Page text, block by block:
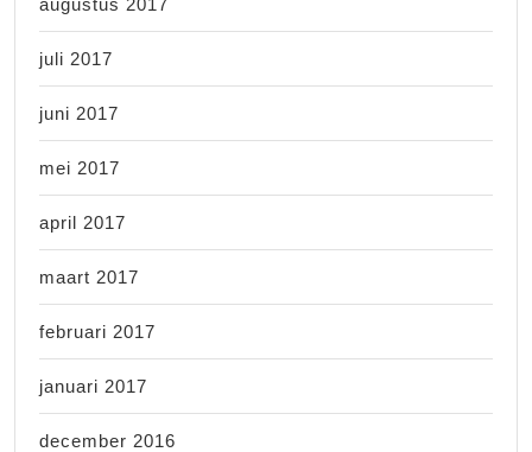
juli 2017
juni 2017
mei 2017
april 2017
maart 2017
februari 2017
januari 2017
december 2016